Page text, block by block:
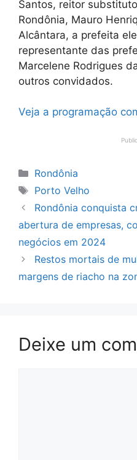
Santos, reitor
Rondônia, Mauro
Alcântara, a prefeita
representante das
Marcelene Rodrigues
outros convidados.
Veja a programação
Categorias
Rondônia
Tags
Porto Velho
Rondônia conquista
abertura de empresas,
negócios em 2024
Restos mortais de
margens de riacho na
Deixe um